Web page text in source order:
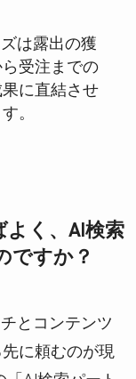
は露出の獲
受注までの
に直結させ
。
く、AI検索
ですか？
とコンテンツ
に頼むのが現